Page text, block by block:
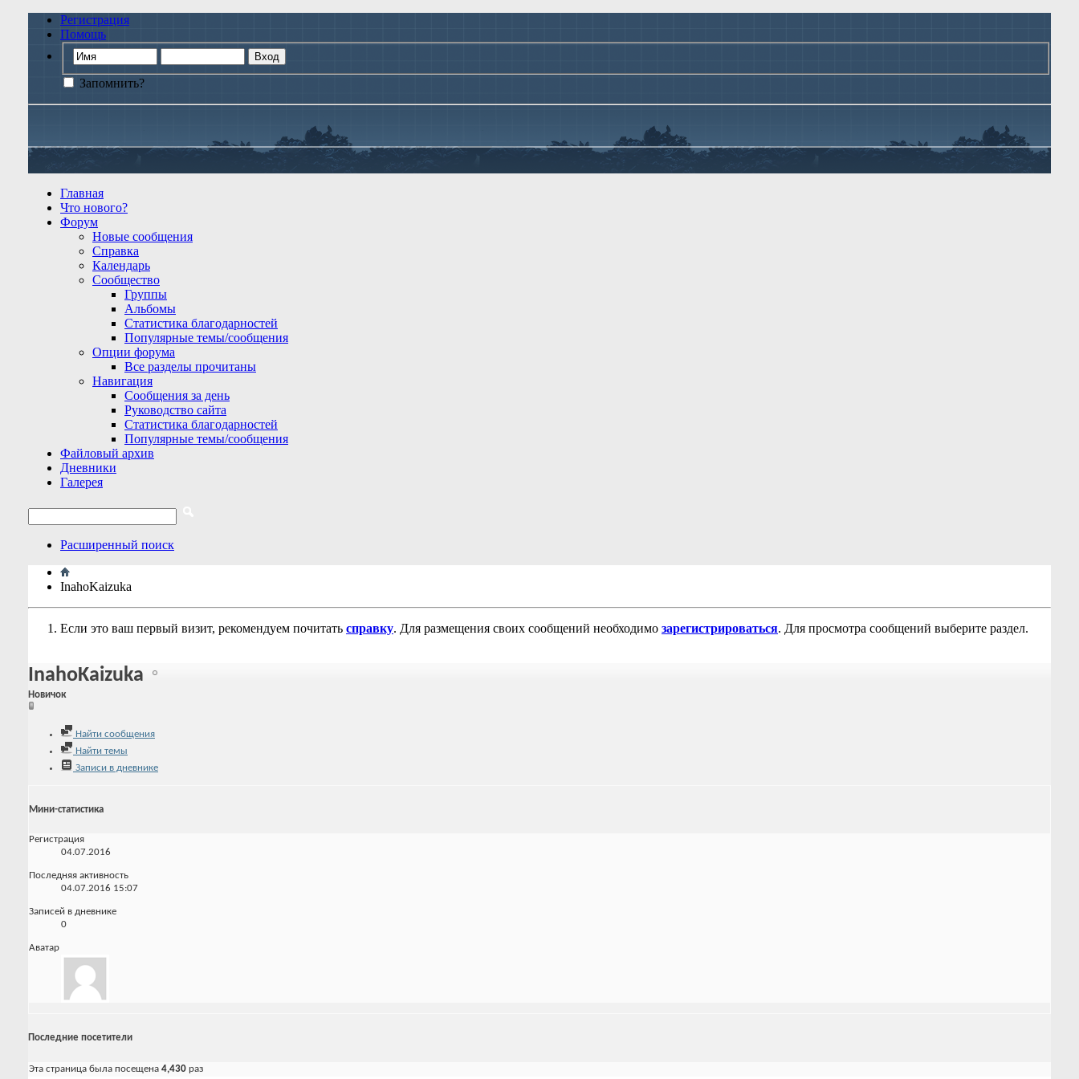
Регистрация
Помощь
Запомнить?
Главная
Что нового?
Форум
Новые сообщения
Справка
Календарь
Сообщество
Группы
Альбомы
Статистика благодарностей
Популярные темы/сообщения
Опции форума
Все разделы прочитаны
Навигация
Сообщения за день
Руководство сайта
Статистика благодарностей
Популярные темы/сообщения
Файловый архив
Дневники
Галерея
Расширенный поиск
InahoKaizuka
Если это ваш первый визит, рекомендуем почитать справку. Для размещения своих сообщений необходимо зарегистрироваться. Для просмотра сообщений выберите раздел.
InahoKaizuka
Новичок
Найти сообщения
Найти темы
Записи в дневнике
Мини-статистика
Регистрация
04.07.2016
Последняя активность
04.07.2016 15:07
Записей в дневнике
0
Аватар
Последние посетители
Эта страница была посещена 4,430 раз